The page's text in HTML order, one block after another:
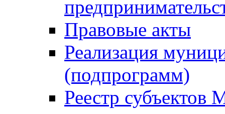
Правовые акты
Реализация
(подпрограмм)
Реестр